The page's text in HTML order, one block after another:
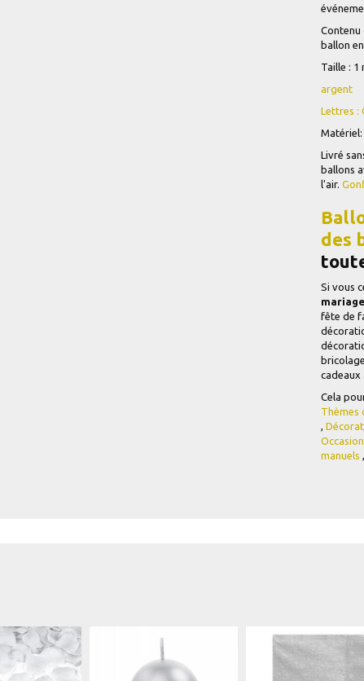
Contenu
ballon
Taille : 1
argent
Lettres :
Livré
ballons
l'air.
des
Si vous
fête de
cadeaux
Cela
Thèmes
manuels